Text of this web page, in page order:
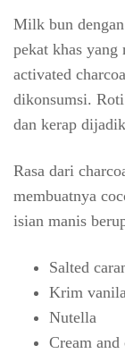
Milk bun
pekat khas yang
activated
dikonsumsi.
dan kerap
Rasa dari
membuatnya
isian manis
Salted
Krim
Nutella
Cream and